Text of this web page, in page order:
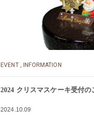
EVENT, INFORMATION
2024 クリスマスケーキ受付の
2024.10.09